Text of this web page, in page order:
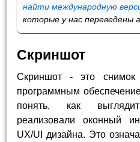
найти международную
которые у нас переведены
Скриншот
Скриншот - это
программным
понять, как
реализовали оконный
UX/UI дизайна. Это